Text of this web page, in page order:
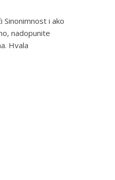
Sinonimnost i ako
nadopunite
Hvala